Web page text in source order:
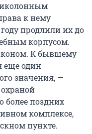
к нему
продлили их до
корпусом.
К бывшему
еще один
значения, —
охраной
более поздних
комплексе,
пункте.